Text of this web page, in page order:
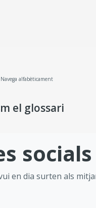
Navega alfabèticament
el glossari
socials
en dia surten als